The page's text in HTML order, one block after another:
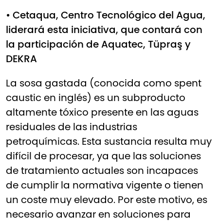
• Cetaqua, Centro Tecnológico del Agua,
liderará esta iniciativa, que contará con
la participación de Aquatec, Tüpraş y
DEKRA
La sosa gastada (conocida como spent
caustic en inglés) es un subproducto
altamente tóxico presente en las aguas
residuales de las industrias
petroquímicas. Esta sustancia resulta muy
difícil de procesar, ya que las soluciones
de tratamiento actuales son incapaces
de cumplir la normativa vigente o tienen
un coste muy elevado. Por este motivo, es
necesario avanzar en soluciones para